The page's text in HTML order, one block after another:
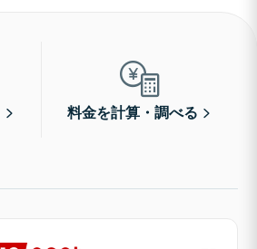
料金を計算・調べる